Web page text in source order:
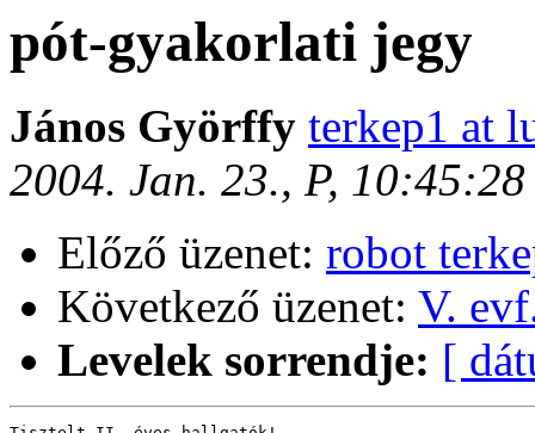
pót-gyakorlati jegy
János Györffy terkep1 at
2004. Jan. 23., P,
Előző üzenet: robot
Következő üzenet: V.
Levelek sorrendje: [